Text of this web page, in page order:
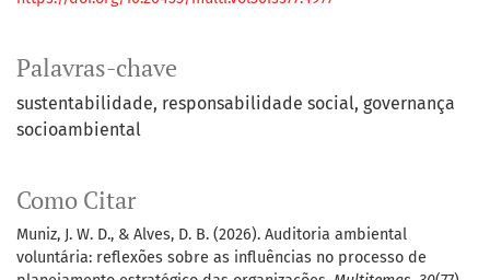
Palavras-chave
sustentabilidade responsabilidade social governança
socioambiental
Como Citar
Muniz, J. W. D., & Alves, D. B. (2026). Auditoria ambiental
voluntária: reflexões sobre as influências no processo de